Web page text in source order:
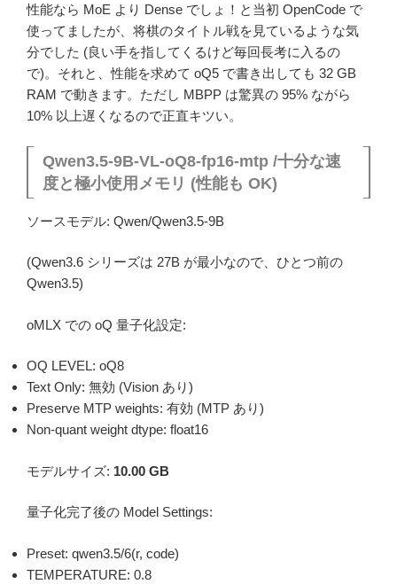
性能なら MoE より Dense でしょ！と当初 OpenCode で
使ってましたが、将棋のタイトル戦を見ているような気
分でした (良い手を指してくるけど毎回長考に入るの
で)。それと、性能を求めて oQ5 で書き出しても 32 GB
RAM で動きます。ただし MBPP は驚異の 95% ながら
10% 以上遅くなるので正直キツい。
Qwen3.5-9B-VL-oQ8-fp16-mtp /十分な速
度と極小使用メモリ (性能も OK)
ソースモデル: Qwen/Qwen3.5-9B
(Qwen3.6 シリーズは 27B が最小なので、ひとつ前の
Qwen3.5)
oMLX での oQ 量子化設定:
OQ LEVEL: oQ8
Text Only: 無効 (Vision あり)
Preserve MTP weights: 有効 (MTP あり)
Non-quant weight dtype: float16
モデルサイズ: 10.00 GB
量子化完了後の Model Settings:
Preset: qwen3.5/6(r, code)
TEMPERATURE: 0.8